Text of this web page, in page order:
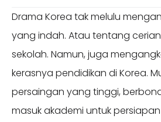
Drama Korea tak melulu
yang indah. Atau tentang
sekolah. Namun, juga
kerasnya pendidikan di Korea.
persaingan yang tinggi,
masuk akademi untuk